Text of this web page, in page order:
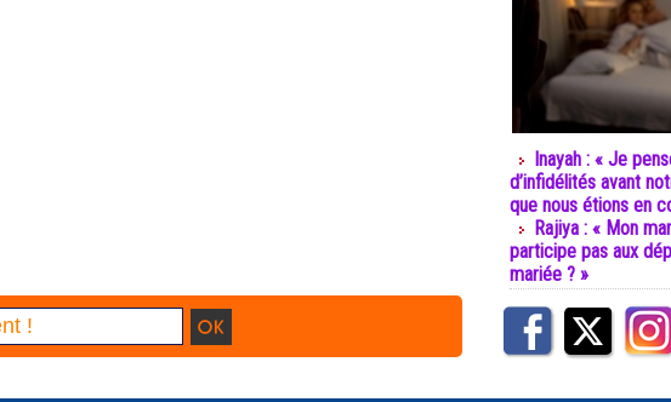
Inayah : « Je
d’infidélités avant
que nous étions en
Rajiya : « Mon
participe pas aux
mariée ? »